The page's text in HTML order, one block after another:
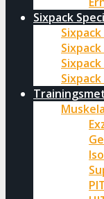
Sixpack